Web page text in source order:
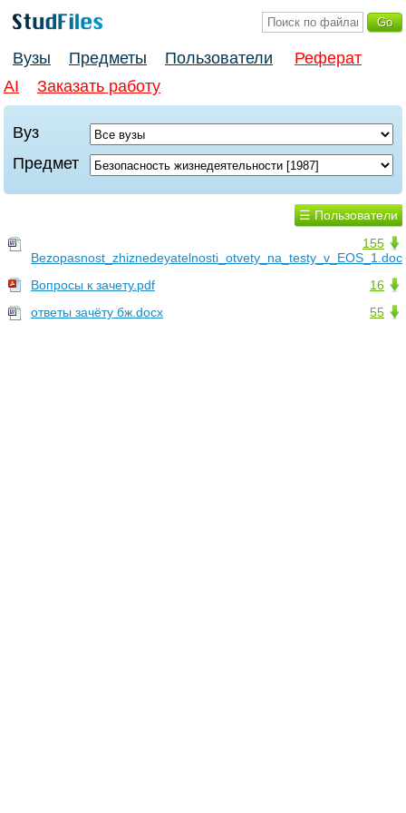
Вузы Предметы Пользователи
Реферат
AI
Заказать работу
Вуз
Предмет
☰ Пользователи
155
16
Вопросы к зачету.pdf
55
ответы зачёту бж.docx